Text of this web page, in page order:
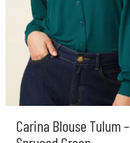
Carina Blouse Tulum –